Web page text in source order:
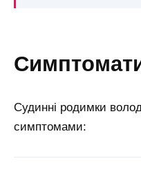
Судинні родимки
симптомами: